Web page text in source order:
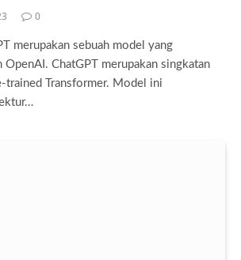
0
merupakan sebuah model yang
OpenAI. ChatGPT merupakan singkatan
trained Transformer. Model ini